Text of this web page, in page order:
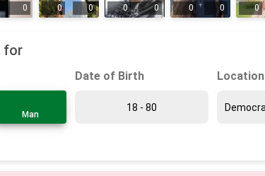
0 0 0 0 0 0 0 0
for
Man
Date of Birth Location